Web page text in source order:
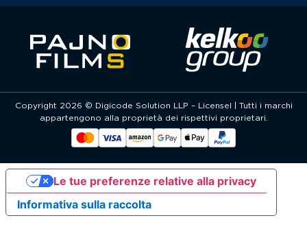
Copyright 2026 © Digicode Solution LLP – Licensel | Tutti i marchi
appartengono alla proprietà dei rispettivi proprietari.
Informativa sulla raccolta
Le tue preferenze relative alla privacy